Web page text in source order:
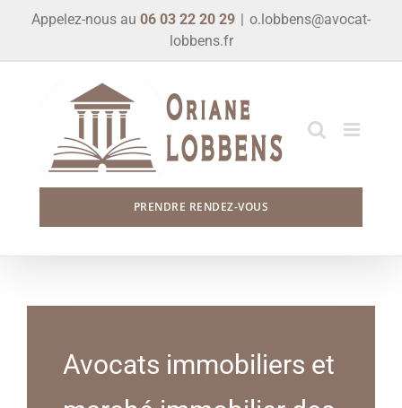
content
Appelez-nous au 06 03 22 20 29 | o.lobbens@avocat-
lobbens.fr
PRENDRE RENDEZ-VOUS
Avocats immobiliers et